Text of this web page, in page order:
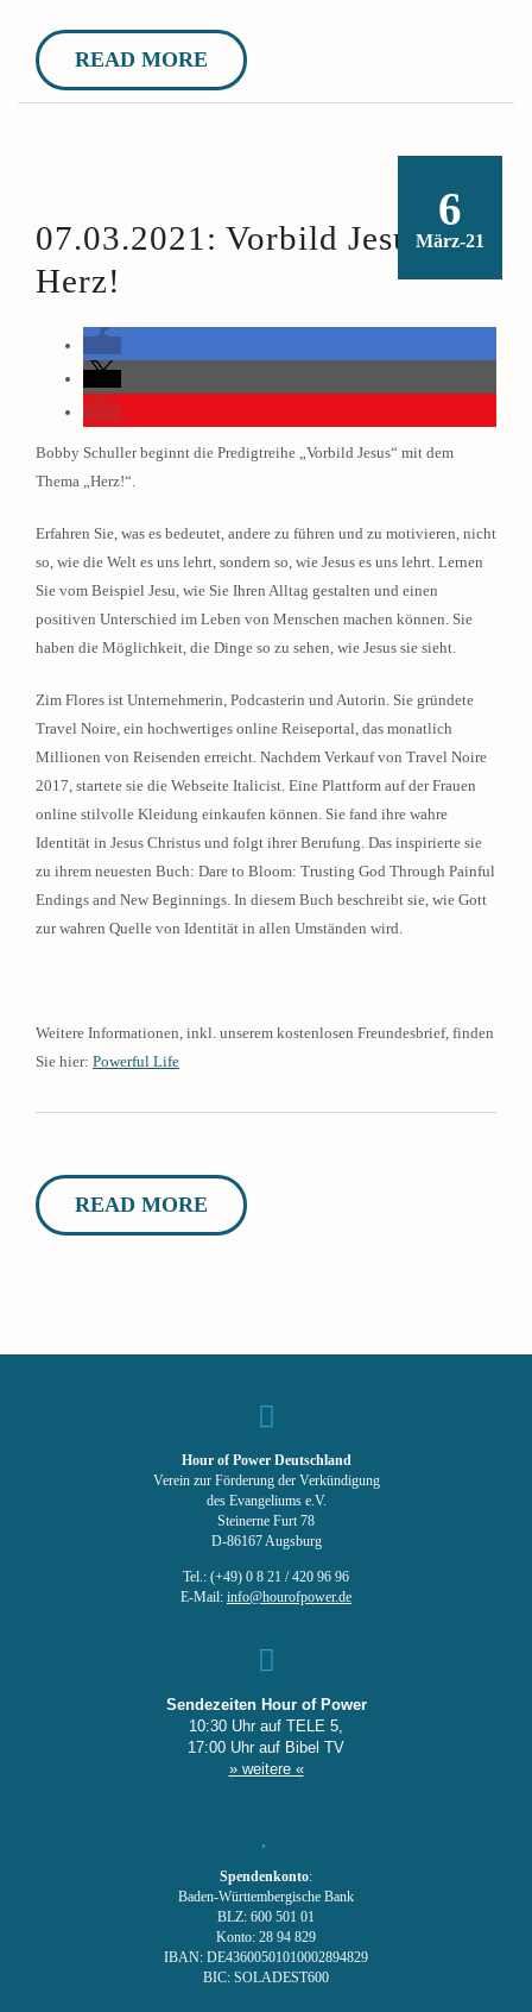
READ MORE
6
März-21
07.03.2021: Vorbild Jesus:
Herz!
Bobby Schuller beginnt die Predigtreihe „Vorbild Jesus“ mit dem
Thema „Herz!“.
Erfahren Sie, was es bedeutet, andere zu führen und zu motivieren, nicht
so, wie die Welt es uns lehrt, sondern so, wie Jesus es uns lehrt. Lernen
Sie vom Beispiel Jesu, wie Sie Ihren Alltag gestalten und einen
positiven Unterschied im Leben von Menschen machen können. Sie
haben die Möglichkeit, die Dinge so zu sehen, wie Jesus sie sieht.
Zim Flores ist Unternehmerin, Podcasterin und Autorin. Sie gründete
Travel Noire, ein hochwertiges online Reiseportal, das monatlich
Millionen von Reisenden erreicht. Nachdem Verkauf von Travel Noire
2017, startete sie die Webseite Italicist. Eine Plattform auf der Frauen
online stilvolle Kleidung einkaufen können. Sie fand ihre wahre
Identität in Jesus Christus und folgt ihrer Berufung. Das inspirierte sie
zu ihrem neuesten Buch: Dare to Bloom: Trusting God Through Painful
Endings and New Beginnings. In diesem Buch beschreibt sie, wie Gott
zur wahren Quelle von Identität in allen Umständen wird.
Weitere Informationen, inkl. unserem kostenlosen Freundesbrief, finden
Sie hier: Powerful Life
READ MORE
Hour of Power Deutschland
Verein zur Förderung der Verkündigung
des Evangeliums e.V.
Steinerne Furt 78
D-86167 Augsburg
Tel.: (+49) 0 8 21 / 420 96 96
E-Mail: info@hourofpower.de
Sendezeiten Hour of Power
10:30 Uhr auf TELE 5,
17:00 Uhr auf Bibel TV
» weitere «
Spendenkonto:
Baden-Württembergische Bank
BLZ: 600 501 01
Konto: 28 94 829
IBAN: DE43600501010002894829
BIC: SOLADEST600